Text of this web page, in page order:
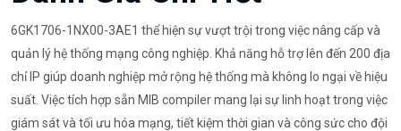
6GK1706-1NX00-3AE1 thể hiện sự vượt trội trong việc nâng cấp và
quản lý hệ thống mạng công nghiệp. Khả năng hỗ trợ lên đến 200 địa
chỉ IP giúp doanh nghiệp mở rộng hệ thống mà không lo ngại về hiệu
suất. Việc tích hợp sẵn MIB compiler mang lại sự linh hoạt trong việc
giám sát và tối ưu hóa mạng, tiết kiệm thời gian và công sức cho đội